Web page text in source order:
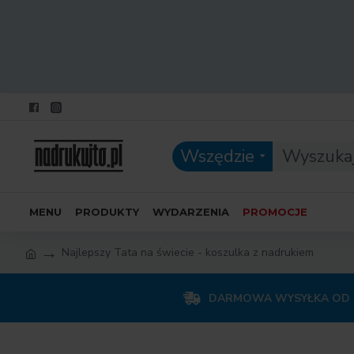
Wszędzie
MENU PRODUKTY WYDARZENIA PROMOCJE
Najlepszy Tata na świecie - koszulka z nadrukiem
DARMOWA WYSYŁKA OD